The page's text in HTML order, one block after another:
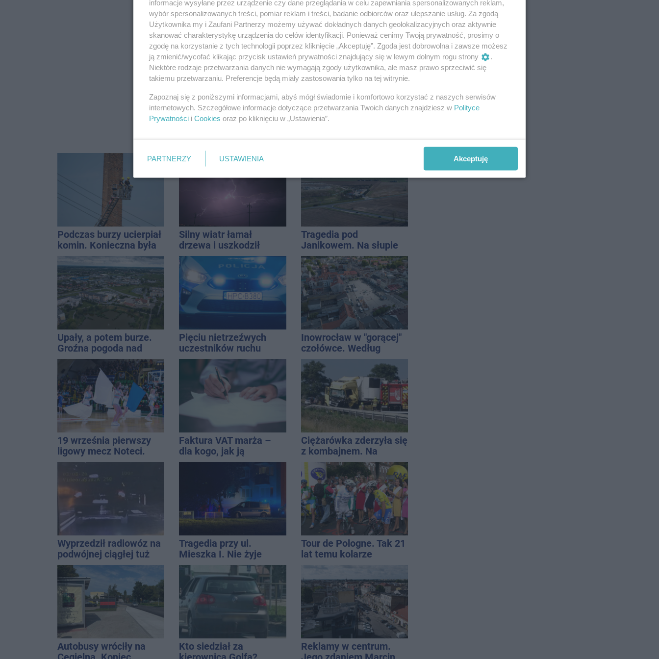
Podczas burzy ucierpiał
komin. Konieczna była
interwencja strażaków
Silny wiatr łamał
drzewa i uszkodził
dach. To nie koniec
ostrzeżeń
Tragedia pod
Janikowem. Na słupie
energetycznym
znaleziono ciało
mężczyzny
Upały, a potem burze.
Groźna pogoda nad
naszym regionem
Pięciu nietrzeźwych
uczestników ruchu
wpadło w ręce policji.
Rekordzista miał 2,6
promila
Inowrocław w "gorącej"
czołówce. Według
analizy Onetu nasze
miasto jest jednym z
najbardziej narażonych
na upały
19 września pierwszy
ligowy mecz Noteci.
Znamy cały terminarz
Faktura VAT marża –
dla kogo, jak ją
wystawić i jak rozliczyć
Ciężarówka zderzyła się
z kombajnem. Na
miejscu lądował
śmigłowiec LPR
Wyprzedził radiowóz na
podwójnej ciągłej tuż
przed pasami
Tragedia przy ul.
Mieszka I. Nie żyje
osoba, która wypadła z
czwartego piętra
Tour de Pologne. Tak 21
lat temu kolarze
startowali z
Inowrocławia
Autobusy wróciły na
Kto siedział za
Reklamy w centrum.
informacje wysyłane przez urządzenie czy dane przeglądania w celu zapewniania spersonalizowanych reklam,
wybór spersonalizowanych treści, pomiar reklam i treści, badanie odbiorców oraz ulepszanie usług. Za zgodą
Użytkownika my i Zaufani Partnerzy możemy używać dokładnych danych geolokalizacyjnych oraz aktywnie
skanować charakterystykę urządzenia do celów identyfikacji. Ponieważ cenimy Twoją prywatność, prosimy o
zgodę na korzystanie z tych technologii poprzez kliknięcie „Akceptuję”. Zgoda jest dobrowolna i zawsze możesz
ją zmienić/wycofać klikając przycisk ustawień prywatności znajdujący się w lewym dolnym rogu strony
.
Niektóre rodzaje przetwarzania danych nie wymagają zgody użytkownika, ale masz prawo sprzeciwić się
takiemu przetwarzaniu. Preferencje będą miały zastosowania tylko na tej witrynie.
Zapoznaj się z poniższymi informacjami, abyś mógł świadomie i komfortowo korzystać z naszych serwisów
internetowych. Szczegółowe informacje dotyczące przetwarzania Twoich danych znajdziesz w Polityce
Prywatności i Cookies oraz po kliknięciu w „Ustawienia”.
PARTNERZY USTAWIENIA Akceptuję